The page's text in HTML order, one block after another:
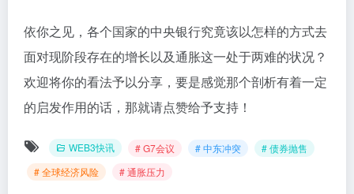
依你之见，各个国家的中央银行究竟该以怎样的方式去
面对现阶段存在的增长以及通胀这一处于两难的状况？
欢迎将你的看法予以分享，要是感觉那个剖析有着一定
的启发作用的话，那就请点赞给予支持！
WEB3快讯 # G7会议 # 中东冲突
# 债券抛售
# 全球经济风险
# 通胀压力